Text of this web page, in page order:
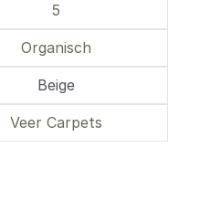
5
Organisch
Beige
Veer Carpets